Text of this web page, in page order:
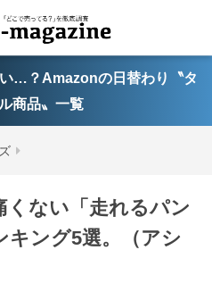
い…？Amazonの日替わり〝タ
商品〟一覧
くない「走れるパン
キング5選。（アシ